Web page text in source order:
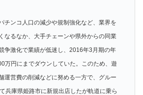
チンコ人口の減少や規制強化など、業界を
なるなか、大手チェーンや県外からの同業
争激化で業績が低迷し、2016年3月期の年
万円にまでダウンしていた。このため、遊
運営費の削減などに努める一方で、グルー
兵庫県姫路市に新規出店したが軌道に乗ら